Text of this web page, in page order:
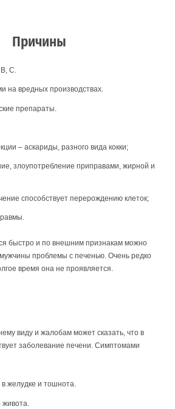
Причины
С.
на вредных производствах.
препараты.
– аскариды, разного вида кокки;
злоупотребление приправами, жирной и
способствует перерождению клеток;
быстро и по внешним признакам можно
мужчины проблемы с печенью. Очень редко
время она не проявляется.
виду и жалобам может сказать, что в
заболевание печени. Симптомами
желудке и тошнота.